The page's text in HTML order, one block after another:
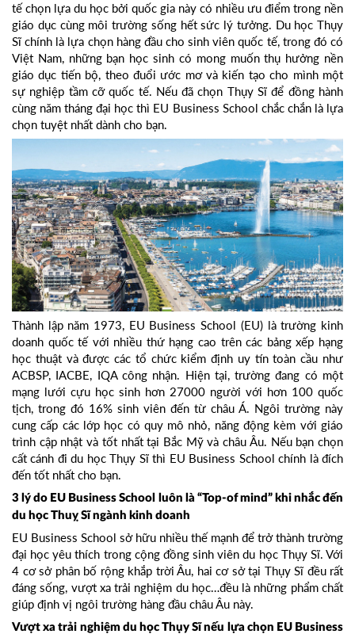
tế chọn lựa du học bởi quốc gia này có nhiều ưu điểm trong nền
giáo dục cùng môi trường sống hết sức lý tưởng. Du học Thụy
Sĩ chính là lựa chọn hàng đầu cho sinh viên quốc tế, trong đó có
Việt Nam, những bạn học sinh có mong muốn thụ hưởng nền
giáo dục tiến bộ, theo đuổi ước mơ và kiến tạo cho mình một
sự nghiệp tầm cỡ quốc tế. Nếu đã chọn Thụy Sĩ để đồng hành
cùng năm tháng đại học thì EU Business School chắc chắn là lựa
chọn tuyệt nhất dành cho bạn.
Thành lập năm 1973, EU Business School (EU) là trường kinh
doanh quốc tế với nhiều thứ hạng cao trên các bảng xếp hạng
học thuật và được các tổ chức kiểm định uy tín toàn cầu như
ACBSP, IACBE, IQA công nhận. Hiện tại, trường đang có một
mạng lưới cựu học sinh hơn 27000 người với hơn 100 quốc
tịch, trong đó 16% sinh viên đến từ châu Á. Ngôi trường này
cung cấp các lớp học có quy mô nhỏ, năng động kèm với giáo
trình cập nhật và tốt nhất tại Bắc Mỹ và châu Âu. Nếu bạn chọn
cất cánh đi du học Thụy Sĩ thì EU Business School chính là đích
đến tốt nhất cho bạn.
3 lý do EU Business School luôn là “Top-of mind” khi nhắc đến
du học Thuỵ Sĩ ngành kinh doanh
EU Business School sở hữu nhiều thế mạnh để trở thành trường
đại học yêu thích trong cộng đồng sinh viên du học Thụy Sĩ. Với
4 cơ sở phân bố rộng khắp trời Âu, hai cơ sở tại Thụy Sĩ đều rất
đáng sống, vượt xa trải nghiệm du học…đều là những phẩm chất
giúp định vị ngôi trường hàng đầu châu Âu này.
Vượt xa trải nghiệm du học Thụy Sĩ nếu lựa chọn EU Business